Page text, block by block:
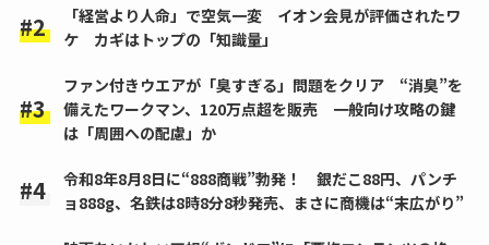
「経営より人命」で空気一変 イオン会見が評価されたワ
ケ カギはトップの「知識量」
ファン付きウエアが「臭すぎる」問題をクリア “消臭”を
備えたワークマン、120万点超を販売 一般向け攻略の鍵
は「周囲への配慮」か
令和8年8月8日に“888商戦”勃発！ 銀だこ88円、パンチ
ョ888g、名鉄は8時8分8秒発売、まさに商機は“末広がり”